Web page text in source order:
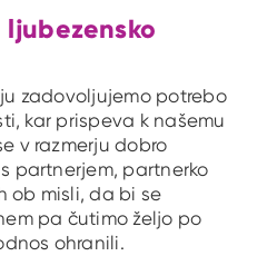
zadovoljujemo potrebo
kar prispeva k našemu
v razmerju dobro
partnerjem, partnerko
ob misli, da bi se
pa čutimo željo po
ohranili.